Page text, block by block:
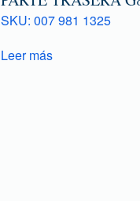
SKU: 007 981 1325
Leer más